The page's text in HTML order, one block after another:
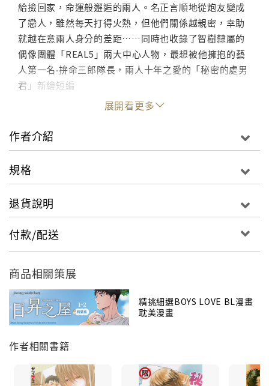
給撿回家，命運般邂逅的兩人。名正言順地從炮友變成
了戀人，雖然每天打得火熱，但他們關係越親密，幸助
就越在意兩人身分的差距……同時也收錄了智樹隸屬的
偶像團體「REAL5」兩大中心人物，最想被他擁抱的藝
人第一名‧拚命三郎隊長，兩人十年之愛的「秘密的處男
君」新繪短編
展開看更多
作者介紹
規格
退貨說明
付款/配送
商品相關策展
精挑細選BOYS LOVE BL漫畫
耽美漫畫
作者相關書籍